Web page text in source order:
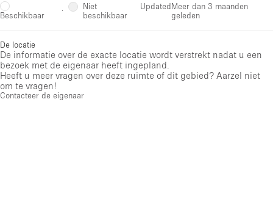
Beschikbaar ·
Niet
beschikbaar
UpdatedMeer dan 3 maanden
geleden
De locatie
De informatie over de exacte locatie wordt verstrekt nadat u een
bezoek met de eigenaar heeft ingepland.
Heeft u meer vragen over deze ruimte of dit gebied? Aarzel niet
om te vragen!
Contacteer de eigenaar